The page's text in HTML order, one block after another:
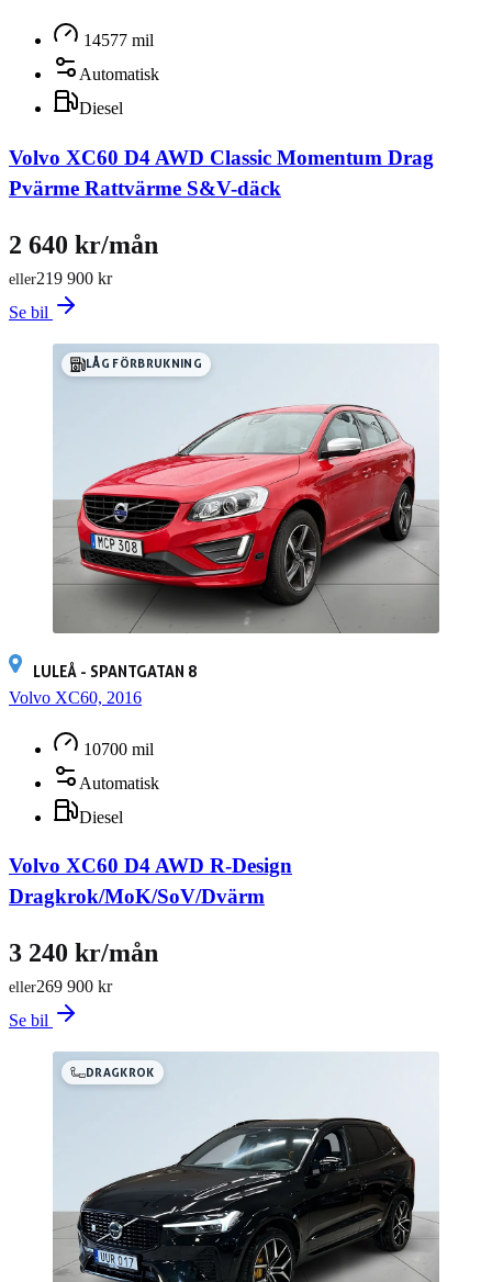
14577 mil
Automatisk
Diesel
Volvo XC60 D4 AWD Classic Momentum Drag
Pvärme Rattvärme S&V-däck
219 900 kr
eller
2 640 kr/mån
Se bil
LÅG FÖRBRUKNING
LULEÅ - SPANTGATAN 8
Volvo XC60, 2016
10700 mil
Automatisk
Diesel
Volvo XC60 D4 AWD R-Design
Dragkrok/MoK/SoV/Dvärm
269 900 kr
eller
3 240 kr/mån
Se bil
DRAGKROK